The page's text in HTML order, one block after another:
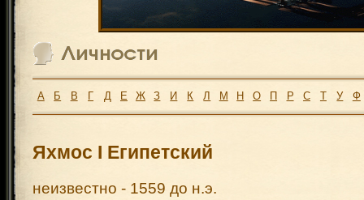
А Б В Г Д Е Ж З И К Л М Н О П Р С Т У Ф
Яхмос I Египетский
неизвестно - 1559 до н.э.